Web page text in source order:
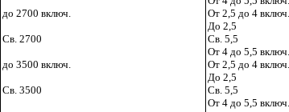
до 2700 включ.
От 2,5 до 4 включ.
До 2,5
Св. 2700
Св. 5,5
От 4 до 5,5 включ.
до 3500 включ.
От 2,5 до 4 включ.
До 2,5
Св. 3500
Св. 5,5
От 4 до 5,5 включ.